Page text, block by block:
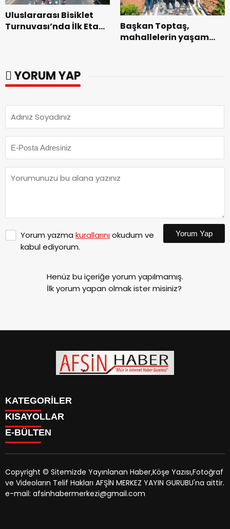
Uluslararası Bisiklet
Turnuvası’nda İlk Etap
Başkan Toptaş,
mahallelerin yaşam
YORUM YAP
Yorum yazma kurallarınıokudum ve
kabul ediyorum.
Yorum Yap
Henüz bu içeriğe yorum yapılmamış.
İlk yorum yapan olmak ister misiniz?
KATEGORİLER
SİYASET
EĞİTİM
MAGAZİN
MANŞETLER
ÖZEL HABER
KISAYOLLAR
SİYASET
EĞİTİM
KÜLTÜR SANAT
MAGAZİN
MANŞETLER
E-BÜLTEN
afsinhaber.com e-bültenine abone olarak, tarafınıza haber,
duyuru ve kampanya içerikli e-postaların gönderilmesini
Copyright © Sitemizde Yayınlanan Haber,Köşe Yazısı,Fotoğraf
ve Videoların Telif Hakları AFŞİN MERKEZ YAYIN GURUBU'na aittir.
e-mail: afsinhabermerkezi@gmail.com